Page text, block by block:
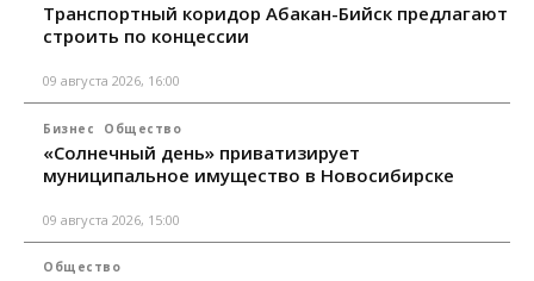
Транспортный коридор Абакан-Бийск предлагают
строить по концессии
09 августа 2026, 16:00
Бизнес Общество
«Солнечный день» приватизирует
муниципальное имущество в Новосибирске
09 августа 2026, 15:00
Общество